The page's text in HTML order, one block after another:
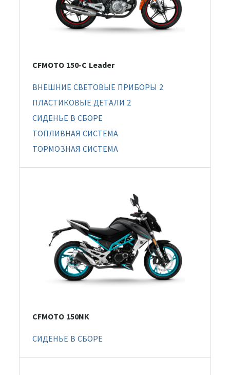
CFMOTO 150-C Leader
ВНЕШНИЕ СВЕТОВЫЕ ПРИБОРЫ 2
ПЛАСТИКОВЫЕ ДЕТАЛИ 2
СИДЕНЬЕ В СБОРЕ
ТОПЛИВНАЯ СИСТЕМА
ТОРМОЗНАЯ СИСТЕМА
CFMOTO 150NK
СИДЕНЬЕ В СБОРЕ